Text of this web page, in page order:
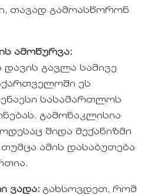
თავად გამოასწორონ
ამოწურვა:
გავლა სამივე
ეს
სასამართლოს
გამონაკლისია
შიდა მექანიზმი
ამის დასაბუთება
ვადა: გახსოვდეთ, რომ